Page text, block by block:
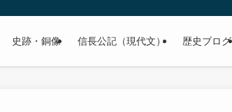
幅広くご紹介致します。
史跡・銅像 信長公記（現代文） 歴史ブログ